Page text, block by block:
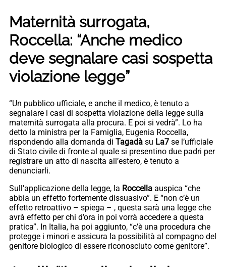
Maternità surrogata,
Roccella: “Anche medico
deve segnalare casi sospetta
violazione legge”
“Un pubblico ufficiale, e anche il medico, è tenuto a
segnalare i casi di sospetta violazione della legge sulla
maternità surrogata alla procura. E poi si vedrà”. Lo ha
detto la ministra per la Famiglia, Eugenia Roccella,
rispondendo alla domanda di Tagadà su La7 se l’ufficiale
di Stato civile di fronte al quale si presentino due padri per
registrare un atto di nascita all’estero, è tenuto a
denunciarli.
Sull’applicazione della legge, la Roccella auspica “che
abbia un effetto fortemente dissuasivo”. E “non c’è un
effetto retroattivo – spiega – , questa sarà una legge che
avrà effetto per chi d’ora in poi vorrà accedere a questa
pratica”. In Italia, ha poi aggiunto, “c’è una procedura che
protegge i minori e assicura la possibilità al compagno del
genitore biologico di essere riconosciuto come genitore”.